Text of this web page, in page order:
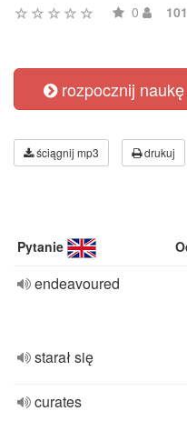
0
rozpocznij naukę
ściągnij mp3 drukuj
Pytanie
endeavoured
starał się
curates